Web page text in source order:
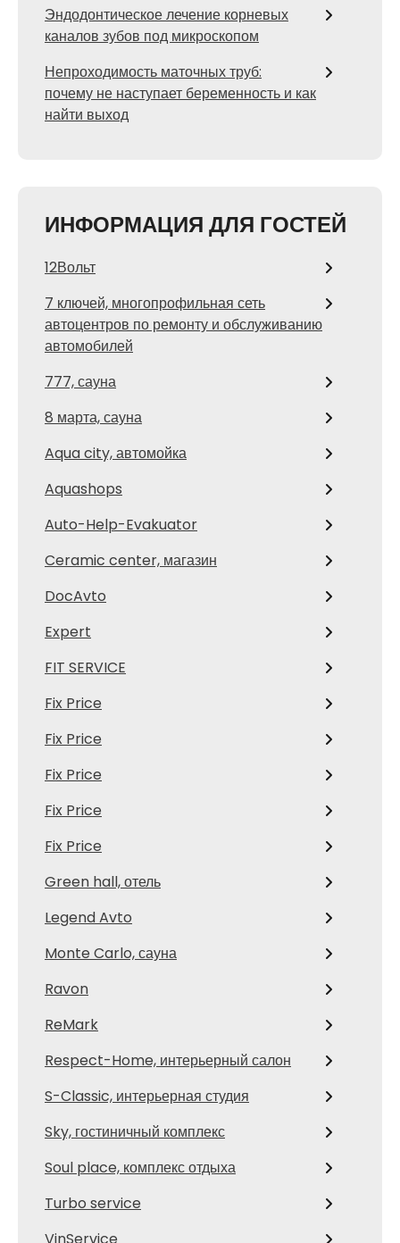
Эндодонтическое лечение корневых
каналов зубов под микроскопом
Непроходимость маточных труб:
почему не наступает беременность и как
найти выход
ИНФОРМАЦИЯ ДЛЯ ГОСТЕЙ
12Вольт
7 ключей, многопрофильная сеть
автоцентров по ремонту и обслуживанию
автомобилей
777, сауна
8 марта, сауна
Aqua city, автомойка
Aquashops
Auto-Help-Evakuator
Ceramic center, магазин
DocAvto
Expert
FIT SERVICE
Fix Price
Fix Price
Fix Price
Fix Price
Fix Price
Green hall, отель
Legend Avto
Monte Carlo, сауна
Ravon
ReMark
Respect-Home, интерьерный салон
S-Classic, интерьерная студия
Sky, гостиничный комплекс
Soul place, комплекс отдыха
Turbo service